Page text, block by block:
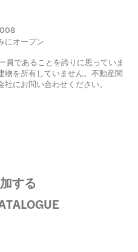
にオープン
員であることを誇りに思っていま
物を所有していません。不動産関
にお問い合わせください。
する